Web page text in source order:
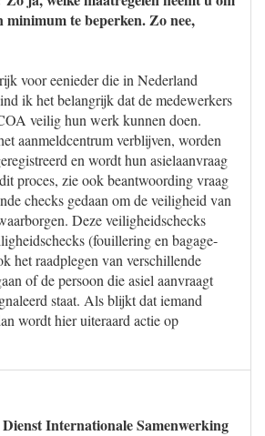
minimum te beperken. Zo nee,
voor eenieder die in Nederland
ik het belangrijk dat de medewerkers
veilig hun werk kunnen doen.
aanmeldcentrum verblijven, worden
en wordt hun asielaanvraag
proces, zie ook beantwoording vraag
checks gedaan om de veiligheid van
Deze veiligheidschecks
(fouillering en bagage-
het raadplegen van verschillende
of de persoon die asiel aanvraagt
staat. Als blijkt dat iemand
wordt hier uiteraard actie op
Internationale Samenwerking